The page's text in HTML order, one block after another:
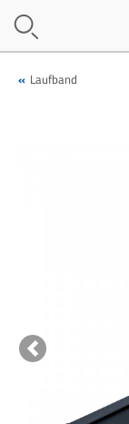
Laufband
Previous